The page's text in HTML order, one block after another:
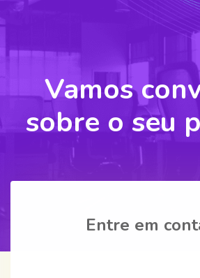
Vamos
sobre o seu
Entre em